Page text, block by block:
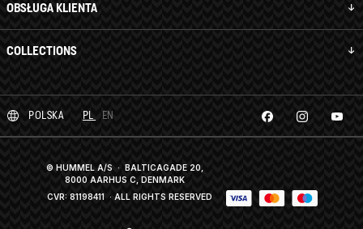
OBSŁUGA KLIENTA
COLLECTIONS
POLSKA PL EN
© HUMMEL A/S · BALTICAGADE 20,
8000 AARHUS C, DENMARK
CVR: 81198411 · ALL RIGHTS RESERVED